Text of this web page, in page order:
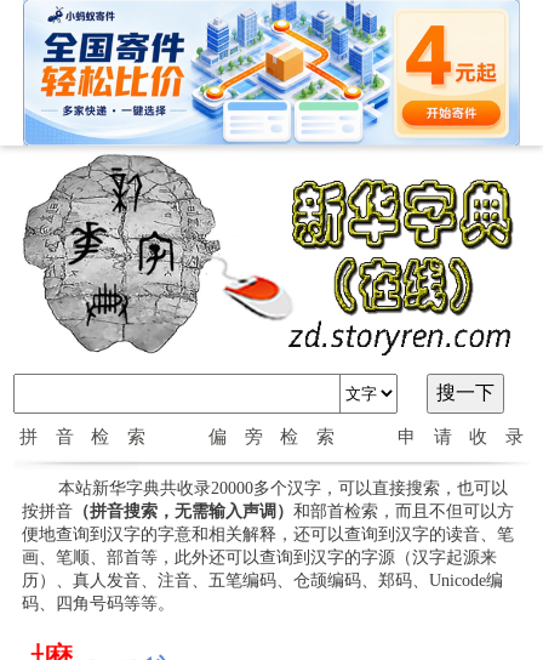
拼音检索 偏旁检索 申请收录
本站新华字典共收录20000多个汉字，可以直接搜索，也可以
按拼音（拼音搜索，无需输入声调） 和部首检索，而且不但可以方
便地查询到汉字的字意和相关解释，还可以查询到汉字的读音、笔
画、笔顺、部首等，此外还可以查询到汉字的字源（汉字起源来
历）、真人发音、注音、五笔编码、仓颉编码、郑码、Unicode编
码、四角号码等等。